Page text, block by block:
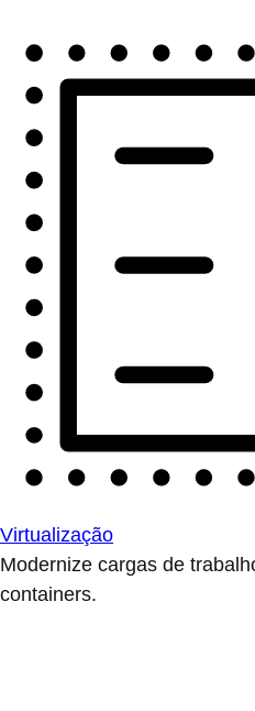
Virtualização
Modernize cargas de
containers.